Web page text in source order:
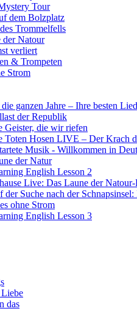
Tour
dem Bolzplatz
Trommelfells
der Natour
verliert
& Trompeten
Strom
ganzen Jahre – Ihre besten
der Republik
Geister, die wir riefen
Toten Hosen LIVE – Der Krach
Musik - Willkommen in
der Natur
English Lesson 2
Live: Das Laune der
der Suche nach der
ohne Strom
English Lesson 3
das